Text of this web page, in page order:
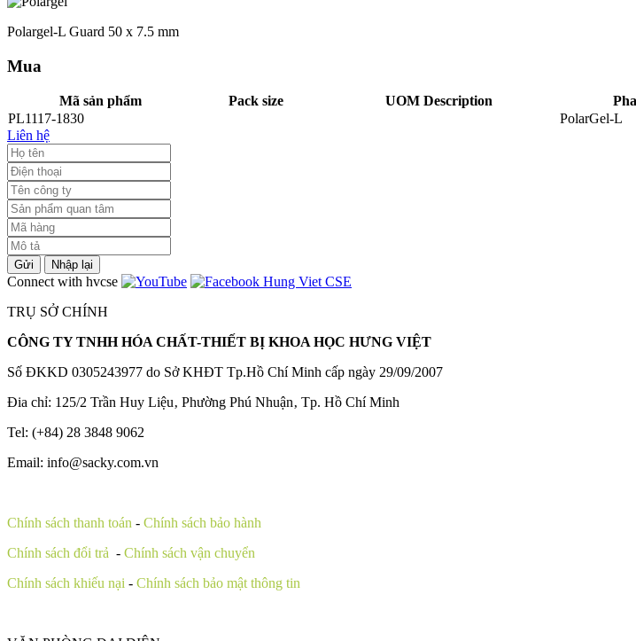
Polargel-L Guard 50 x 7.5 mm
Mua
Mã sản phẩm Pack size UOM Description
PL1117-1830
PolarGel-L
Liên hệ
Gửi Nhập lại
Connect with hvcse
TRỤ SỞ CHÍNH
CÔNG TY TNHH HÓA CHẤT-THIẾT BỊ KHOA HỌC HƯNG VIỆT
Số ĐKKD 0305243977 do Sở KHĐT Tp.Hồ Chí Minh cấp ngày 29/09/2007
Đia chỉ: 125/2 Trần Huy Liệu‚ Phường Phú Nhuận‚ Tp. Hồ Chí Minh
Tel: (+84) 28 3848 9062
Email: info@sacky.com.vn
Chính sách thanh toán - Chính sách bảo hành
Chính sách đổi trả - Chính sách vận chuyển
Chính sách khiếu nại - Chính sách bảo mật thông tin